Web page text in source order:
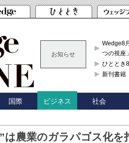
お知らせ
Wedge8
つの視座
ひととき
新刊書籍
国際 ビジネス 社会
は農業のガラパゴス化を